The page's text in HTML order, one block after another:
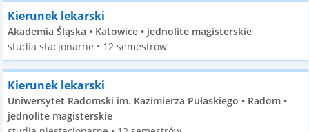
Kierunek lekarski
Akademia Śląska • Katowice • jednolite magisterskie
studia stacjonarne • 12 semestrów
Kierunek lekarski
Uniwersytet Radomski im. Kazimierza Pułaskiego • Radom •
jednolite magisterskie